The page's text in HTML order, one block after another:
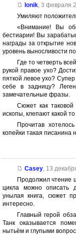
Ionik, 3 февраля
Умиляют
«Внимание! Вы
бестиарии! Вы
награды за открытие
уровень выносливости
Где то четверть
рукой правое ухо?
пяткой левое ухо?
себе в задницу?
замечательные фразы.
Сюжет как
ископы, клепают какой
Прочитав
копейки такая писанина
Casey, 13
Продолжил чтение
цикла можно описать
унылая книга, сюжет
интересно.
Главный герой
Танк оказывается
нытьём и глупыми